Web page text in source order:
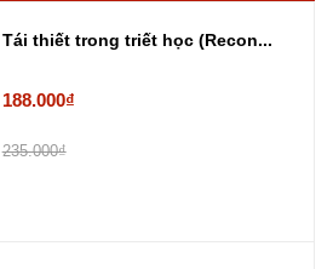
Tái thiết trong triết học (Recon...
188.000₫
235.000₫